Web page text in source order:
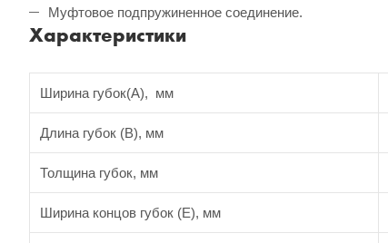
Муфтовое подпружиненное соединение.
Характеристики
Ширина губок(А), мм
Длина губок (B), мм
Толщина губок, мм
Ширина концов губок (E), мм